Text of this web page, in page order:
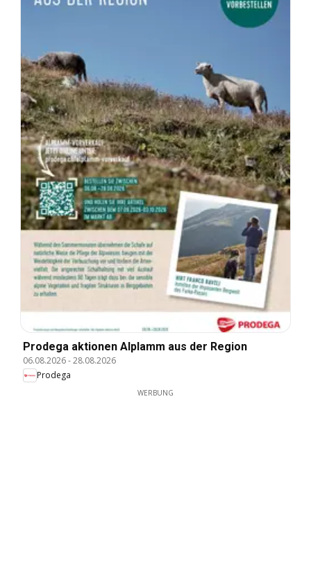
Prodega aktionen Alplamm aus der Region
06.08.2026-28.08.2026
Prodega
WERBUNG